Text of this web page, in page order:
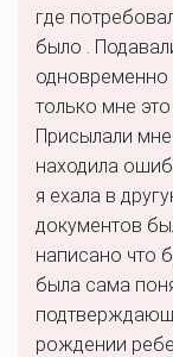
где
было .
одновременно
только мне
Присылали
находила
я ехала в
документов
написано что
была сама
рождении